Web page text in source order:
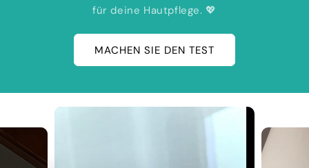
für deine Hautpflege. 💖
MACHEN SIE DEN TEST